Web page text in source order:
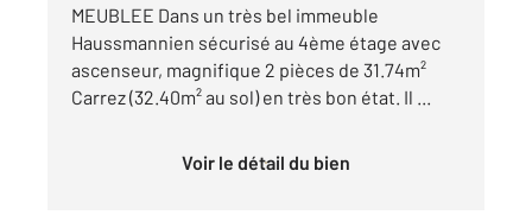
MEUBLEE Dans un très bel immeuble
Haussmannien sécurisé au 4ème étage avec
ascenseur, magnifique 2 pièces de 31.74m²
Carrez (32.40m² au sol) en très bon état. Il ...
Voir le détail du bien